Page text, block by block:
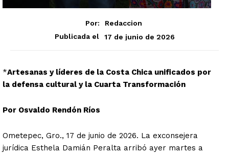
Por:
Redaccion
Publicada el
17 de junio de 2026
*Artesanas y líderes de la Costa Chica unificados por
la defensa cultural y la Cuarta Transformación
Por Osvaldo Rendón Ríos
Ometepec, Gro., 17 de junio de 2026. La exconsejera
jurídica Esthela Damián Peralta arribó ayer martes a